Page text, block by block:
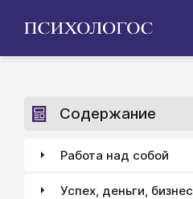
Содержание
Работа над собой
Успех, деньги, бизнес